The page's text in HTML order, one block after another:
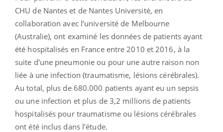
CHU de Nantes et de Nantes Université, en
collaboration avec l’université de Melbourne
(Australie), ont examiné les données de patients ayant
été hospitalisés en France entre 2010 et 2016, à la
suite d'une pneumonie ou pour une autre raison non
liée à une infection (traumatisme, lésions cérébrales).
Au total, plus de 680.000 patients ayant eu un sepsis
ou une infection et plus de 3,2 millions de patients
hospitalisés pour traumatisme ou lésions cérébrales
ont été inclus dans l’étude.